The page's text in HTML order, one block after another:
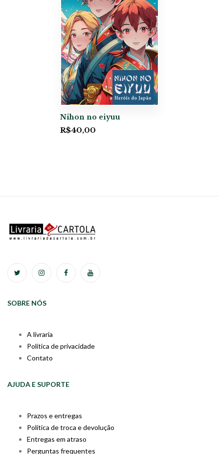
Nihon no eiyuu
R$40,00
SOBRE NÓS
A livraria
Política de privacidade
Contato
AJUDA E SUPORTE
Prazos e entregas
Política de troca e devolução
Entregas em atraso
Perguntas frequentes